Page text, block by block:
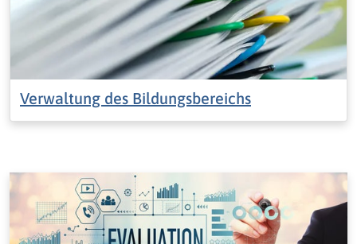
Verwaltung des Bildungsbereichs